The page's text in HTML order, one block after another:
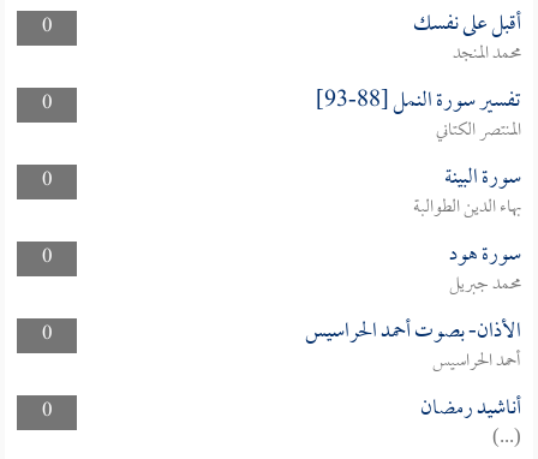
0 أقبل على نفسك
محمد المنجد
0
تفسير سورة النمل [88-93]
المنتصر الكتاني
0
سورة البينة
بهاء الدين الطوالبة
0
سورة هود
محمد جبريل
0
الأذان- بصوت أحمد الحراسيس
أحمد الحراسيس
0
أناشيد رمضان
(...)